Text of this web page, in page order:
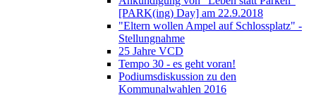
[PARK(ing) Day] am 22.9.2018
"Eltern wollen Ampel auf Schlossplatz" -
Stellungnahme
25 Jahre VCD
Tempo 30 - es geht voran!
Podiumsdiskussion zu den
Kommunalwahlen 2016